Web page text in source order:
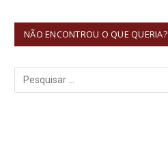
NÃO ENCONTROU O QUE QUERIA?